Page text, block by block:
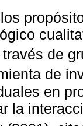
de
de
en
la